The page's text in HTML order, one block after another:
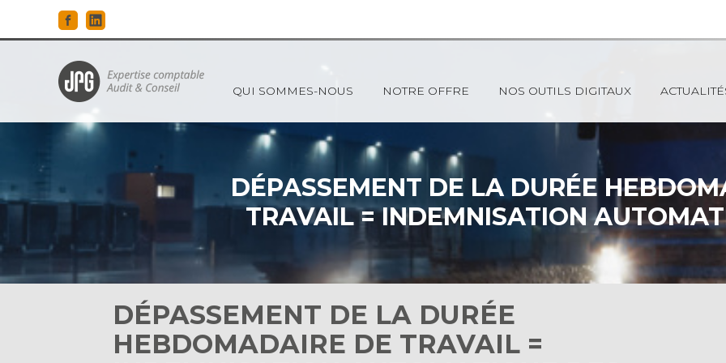
au
contenu
Principal
QUI SOMMES-NOUS NOTRE OFFRE NOS OUTILS DIGITAUX
DÉPASSEMENT DE LA DURÉE
TRAVAIL = INDEMNISATION
TRAVAILLEURS DE NUIT !
DÉPASSEMENT DE LA DURÉE
HEBDOMADAIRE DE TRAVAIL =